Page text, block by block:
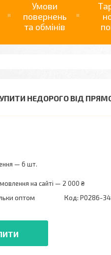
Умови
повернень
та обмінів
НЕДОРОГО ВІД
— 6 шт.
на сайті — 2 000 ₴
оптом Код: P0286-